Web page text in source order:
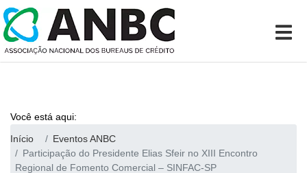
Você está aqui:
Início
Eventos ANBC
Participação do Presidente Elias Sfeir no XIII Encontro
Regional de Fomento Comercial – SINFAC-SP